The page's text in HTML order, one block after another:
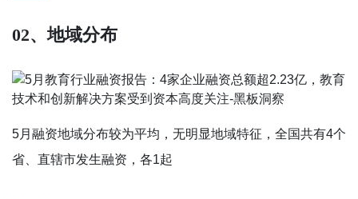
02、地域分布
5月融资地域分布较为平均，无明显地域特征，全国共有4个
省、直辖市发生融资，各1起